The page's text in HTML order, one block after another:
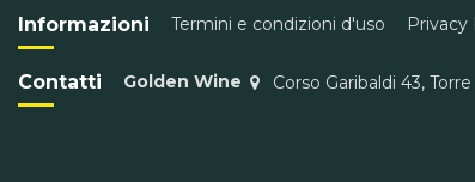
Informazioni Termini e condizioni d'uso Privacy
Contatti Golden Wine Corso Garibaldi 43,